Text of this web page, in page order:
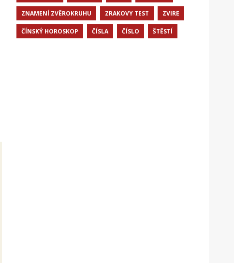
ZNAMENÍ ZVĚROKRUHU ZRAKOVY TEST ZVIRE
ČÍNSKÝ HOROSKOP ČÍSLA ČÍSLO ŠTĚSTÍ